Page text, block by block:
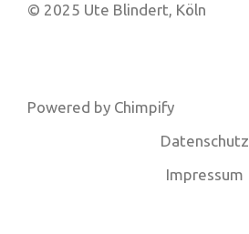
© 2025 Ute Blindert, Köln
Powered by Chimpify
Datenschutz
Impressum